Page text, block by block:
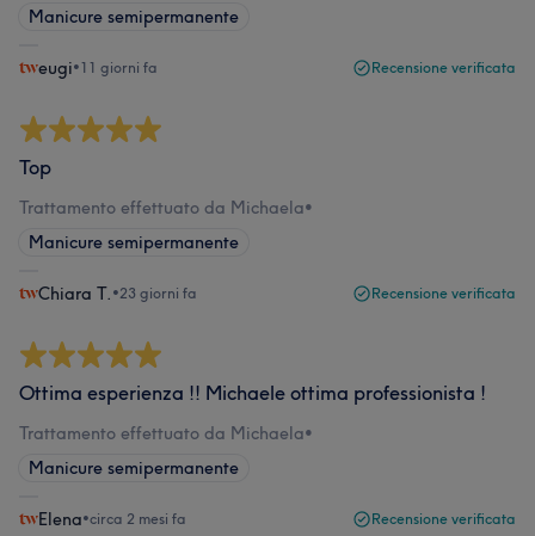
Manicure semipermanente
eugi•11 giorni fa Recensione verificata
Top
Trattamento effettuato da Michaela•
Manicure semipermanente
Chiara T. •23 giorni fa Recensione verificata
Ottima esperienza !! Michaele ottima professionista !
Trattamento effettuato da Michaela•
Manicure semipermanente
Elena•circa 2 mesi fa Recensione verificata